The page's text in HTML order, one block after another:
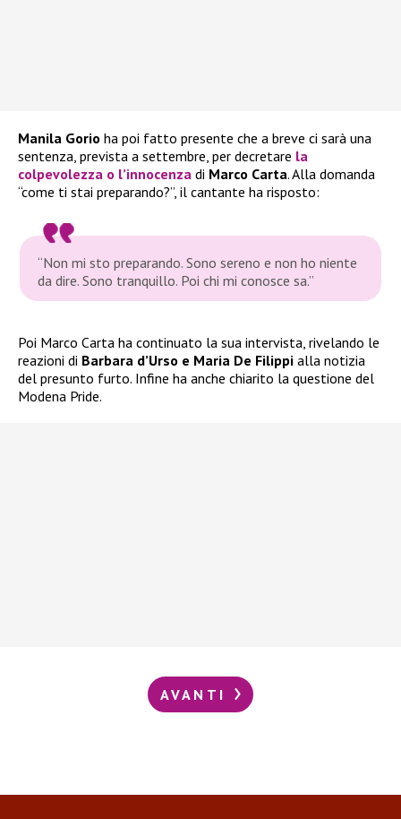
Manila Gorio ha poi fatto presente che a breve ci sarà una
sentenza, prevista a settembre, per decretare la
colpevolezza o l’innocenza di Marco Carta. Alla domanda
“come ti stai preparando?”, il cantante ha risposto:
“Non mi sto preparando. Sono sereno e non ho niente
da dire. Sono tranquillo. Poi chi mi conosce sa.”
Poi Marco Carta ha continuato la sua intervista, rivelando le
reazioni di Barbara d’Urso e Maria De Filippi alla notizia
del presunto furto. Infine ha anche chiarito la questione del
Modena Pride.
AVANTI